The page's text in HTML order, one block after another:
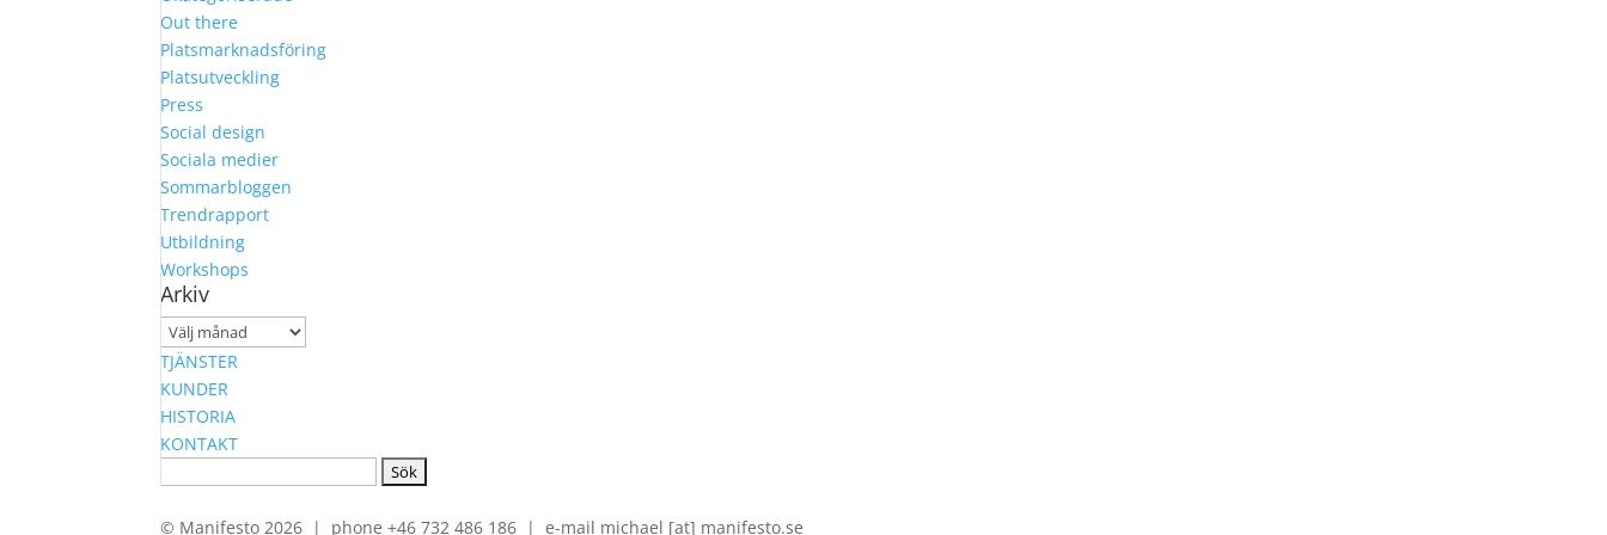
Out there
Platsmarknadsföring
Platsutveckling
Press
Social design
Sociala medier
Sommarbloggen
Trendrapport
Utbildning
Workshops
Arkiv
Arkiv
TJÄNSTER
KUNDER
HISTORIA
KONTAKT
© Manifesto 2026 | phone +46 732 486 186 | e-mail michael [at] manifesto.se